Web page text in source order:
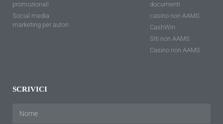
promozionali
Social media
marketing per autori
documenti
casino non AAMS
CashWin
Siti non AAMS
Casino non AAMS
SCRIVICI